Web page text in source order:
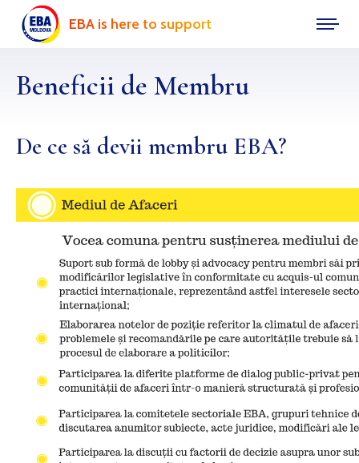
EBA is here to support
Beneficii de Membru
De ce să devii membru EBA?